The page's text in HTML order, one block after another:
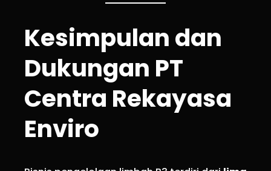
Kesimpulan dan
Dukungan PT
Centra Rekayasa
Enviro